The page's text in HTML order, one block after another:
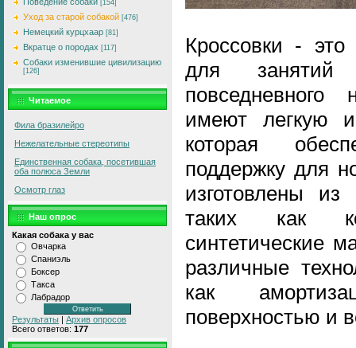
[154]
Уход за старой собакой [476]
Немецкий курцхаар [81]
Вкратце о породах [117]
Собаки изменившие цивилизацию
[126]
Читаемое
Фила бразилейро
Нежелательные стереотипы
Единственная собака, посетившая
оба полюса Земли
Осмотр глаз
Наш опрос
Какая собака у вас
Овчарка
Спаниэль
Боксер
Такса
Лабрадор
Результаты | Архив опросов
Всего ответов: 177
Кроссовки - это
для
имеют легкую
которая
поддержку для
изготовлены из
таких как
синтетические
различные
как
поверхностью и